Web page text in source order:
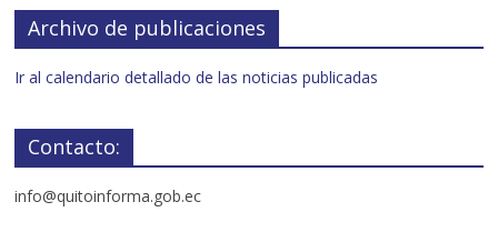
Archivo de publicaciones
Ir al calendario detallado de las noticias publicadas
Contacto:
info@quitoinforma.gob.ec